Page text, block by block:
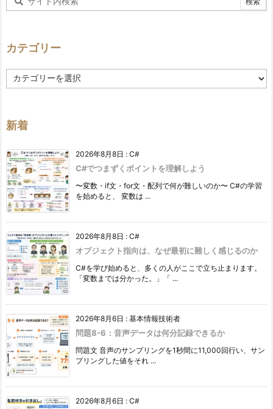
カテゴリー
テ
ー
新着
2026年8月8日 : C#
C#でつまずくポイントを理解しよう
〜変数・if文・for文・配列で何が難しいのか〜 C#の学習
を始めると、 変数は ...
2026年8月8日 : C#
オブジェクト指向は、なぜ最初に難しく感じるのか
C#を学び始めると、多くの人がここで立ち止まります。
「変数までは分かった。」「 ...
2026年8月6日 : 基本情報技術者
問題8-6：音声データは何分記録できるか
問題文 音声のサンプリングを1秒間に11,000回行い、サン
プリングした値をそれ ...
2026年8月6日 : C#